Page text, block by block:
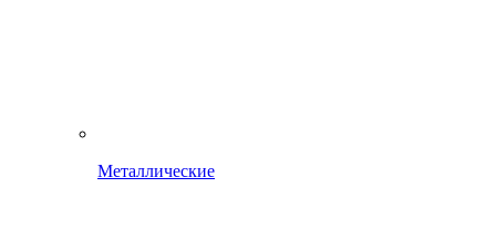
Металлические